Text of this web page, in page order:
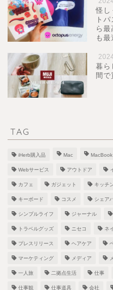
怪し
ト
ら
も最
暮ら
間
TAG
iHerb購入品 Mac MacBook
Webサービス アウトドア
カフェ ガジェット キッチ
キーボード コスメ シェア
シンプルライフ ジャーナル
トラベルグッズ ニセコ ネ
プレスリリース ヘアケア
マーケティング メディア
一人旅 二拠点生活 仕事
仕事観 仕事道具 会社